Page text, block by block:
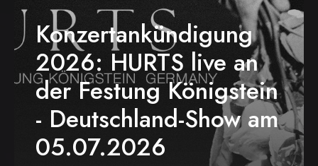
Konzertankündigung
2026: HURTS live an
der Festung Königstein
- Deutschland-Show am
05.07.2026